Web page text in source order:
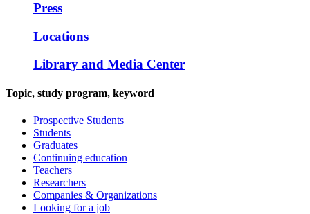
Press
Locations
Library and Media Center
Topic, study program, keyword
Prospective Students
Students
Graduates
Continuing education
Teachers
Researchers
Companies & Organizations
Looking for a job